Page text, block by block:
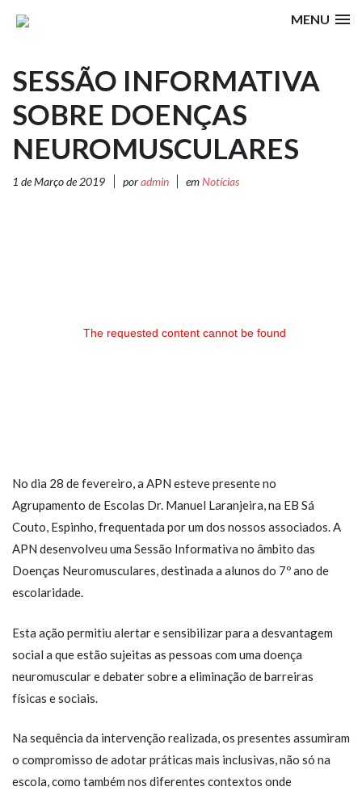
MENU
SESSÃO INFORMATIVA
SOBRE DOENÇAS
NEUROMUSCULARES
1 de Março de 2019 poradmin emNotícias
The requested content cannot be found
No dia 28 de fevereiro, a APN esteve presente no
Agrupamento de Escolas Dr. Manuel Laranjeira, na EB Sá
Couto, Espinho, frequentada por um dos nossos associados. A
APN desenvolveu uma Sessão Informativa no âmbito das
Doenças Neuromusculares, destinada a alunos do 7º ano de
escolaridade.
Esta ação permitiu alertar e sensibilizar para a desvantagem
social a que estão sujeitas as pessoas com uma doença
neuromuscular e debater sobre a eliminação de barreiras
físicas e sociais.
Na sequência da intervenção realizada, os presentes assumiram
o compromisso de adotar práticas mais inclusivas, não só na
escola, como também nos diferentes contextos onde